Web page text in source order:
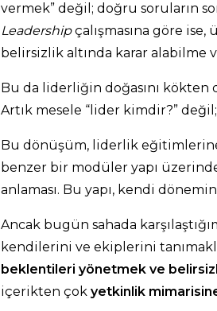
vermek” değil; doğru soruların
Leadershipçalışmasına göre
belirsizlik altında karar alabilme
Bu da liderliğin doğasını kökten
Artık mesele “lider kimdir?”
Bu dönüşüm, liderlik
benzer bir modüler yapı
anlaması. Bu yapı, kendi
Ancak bugün sahada
kendilerini ve ekiplerini
beklentileri yönetmek ve
içerikten çok yetkinlik